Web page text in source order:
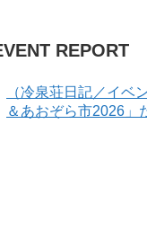
REPORT
（冷泉荘日記／イベ
＆あおぞら市2026」